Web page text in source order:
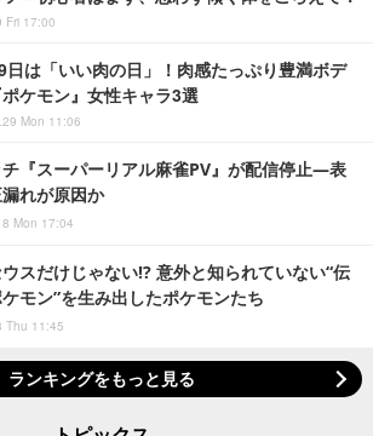
Fri 17:00
日は「いい肉の日」！肉感たっぷり豊満ボデ
ポケモン』女性キャラ3選
Mon 11:06
『スーパーリアル麻雀PV』が配信停止―表
れが原因か
Mon 17:04
スだけじゃない!? 意外と知られていない“伝
モン”を生み出したポケモンたち
Thu 11:45
ランキングをもっと見る